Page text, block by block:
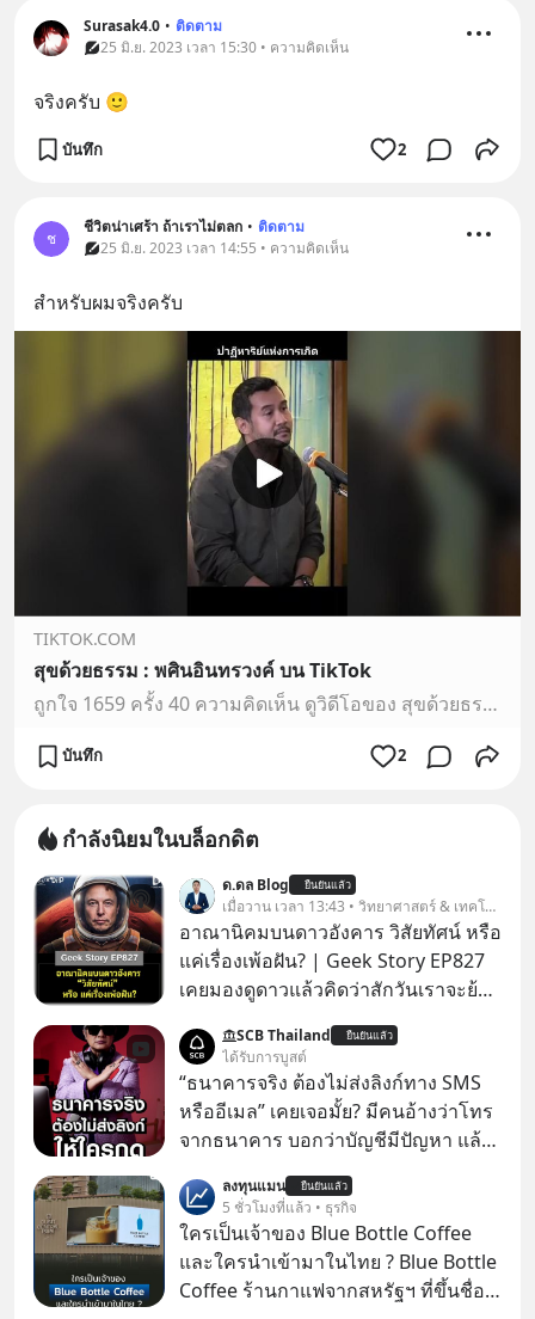
Surasak4.0 • ติดตาม
25 มิ.ย. 2023 เวลา 15:30 • ความคิดเห็น
จริงครับ 🙂
บันทึก 2
ช
ชีวิตน่าเศร้า ถ้าเราไม่ตลก • ติดตาม
25 มิ.ย. 2023 เวลา 14:55 • ความคิดเห็น
สำหรับผมจริงครับ
TIKTOK.COM
สุขด้วยธรรม : พศินอินทรวงค์ บน TikTok
ถูกใจ 1659 ครั้ง 40 ความคิดเห็น ดูวิดีโอของ สุขด้วยธรรม : พศินอินทรวงค์
บันทึก 2
กำลังนิยมในบล็อกดิต
ด.ดล Blog ยืนยันแล้ว
เมื่อวาน เวลา 13:43 • วิทยาศาสตร์ & เทคโนโลยี
อาณานิคมบนดาวอังคาร วิสัยทัศน์ หรือ
แค่เรื่องเพ้อฝัน? | Geek Story EP827
เคยมองดูดาวแล้วคิดว่าสักวันเราจะย้าย
หรือ Jeff Bezos บอกไว้หรือเปล่า ภาพ
ฝันที่มหาเศรษฐีซิลิคอนแวลลีย์วาดไว้ว่า
มนุษย์นับล้านจะไปสร้างอาณานิคม
ใหม่ ล้อมรอบด้วยเทคโนโลยีสุดล้ำ อาจ
ไว้ใต้พรมคือ ดาวอังคารเป็นเพียงนรกที่
เต็มไปด้วยรังสีมรณะและฝุ่นพิษ แล้ว
ทำไมบรรดาผู้นำเทคโนโลยีถึงยัง
พยายามหลอกขายฝันลมๆ แล้งๆ นี้ให้
กับคนทั้งโลก พวกเขากำลังซ่อนความ
SCB Thailand ยืนยันแล้ว
ได้รับการบูสต์
“ธนาคารจริง ต้องไม่ส่งลิงก์ทาง SMS
หรืออีเมล” เคยเจอมั้ย? มีคนอ้างว่าโทร
จากธนาคาร บอกว่าบัญชีมีปัญหา แล้ว
ทันที มาฟัง “ป้าเก๋าเล่ากลโกง” เพื่อรู้ทัน
มุกหลอกลวงในคราบความน่าเชื่อถือ
กันค่ะ #แก้เกมกลโกง #ป้าเก๋าเล่ากล
โกง #LivesSustainably #อยู่อย่าง
ยั่งยืน #CyberSecurity #ป้าเก๋า
ลงทุนแมน ยืนยันแล้ว
5 ชั่วโมงที่แล้ว • ธุรกิจ
ใครเป็นเจ้าของ Blue Bottle Coffee
และใครนำเข้ามาในไทย ? Blue Bottle
Coffee ร้านกาแฟจากสหรัฐฯ ที่ขึ้นชื่อ